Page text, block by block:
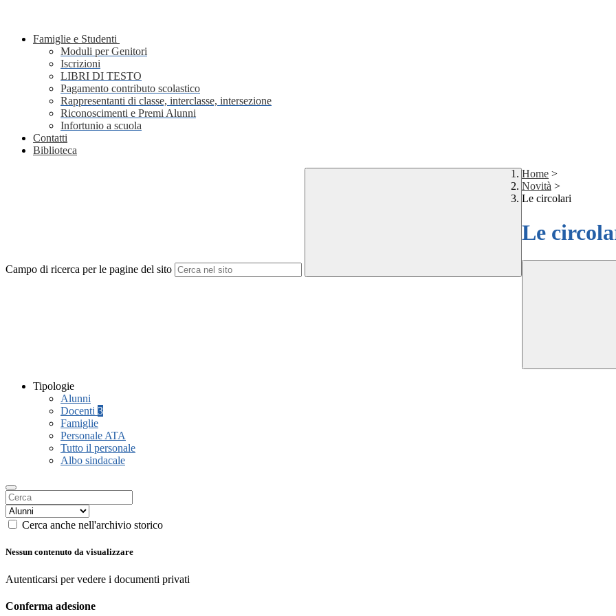
Famiglie e Studenti
Moduli per Genitori
Iscrizioni
LIBRI DI TESTO
Pagamento contributo scolastico
Rappresentanti di classe, interclasse, intersezione
Riconoscimenti e Premi Alunni
Infortunio a scuola
Contatti
Biblioteca
Campo di ricerca per le pagine del sito
Home >
Novità >
Le circolari
Le
Tipologie
Alunni
Docenti 3
Famiglie
Personale ATA
Tutto il personale
Albo sindacale
Cerca anche nell'archivio storico
Nessun contenuto da visualizzare
Autenticarsi per vedere i documenti privati
Conferma adesione